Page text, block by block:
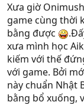
chân mất thăng
đến các thứ
loại chặt chém
Xưa giờ
game cùng thời
bằng được
xưa mình học
kiếm với thế
với game. Bởi
này chuẩn Nhật
bằng bổ xuống,